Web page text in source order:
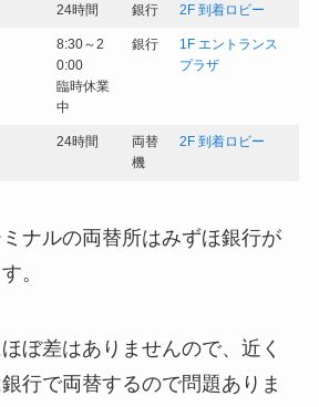
24時間 銀行 2F 到着ロビー
8:30～2
0:00
臨時休業
中
銀行
1F エントランス
プラザ
24時間
両替
機
2F 到着ロビー
ナルの両替所はみずほ銀行が
。
ぼ差はありませんので、近く
行で両替するので問題ありま